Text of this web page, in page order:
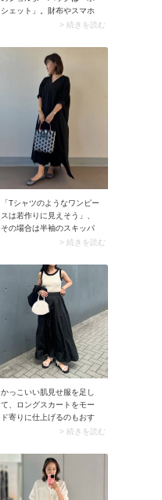
シェット」。財布やスマホ
など貴重品が収まるコンパ
す。形は四角や横長・縦
長・丸など多々あり決まり
はなく、マチ付きのタイプ
> 続きを読む
「Tシャツのようなワンピー
スは若作りに見えそう」、
その場合は半袖のスキッパ
ーワンピースがイチ押し。
れているため50代にぴった
りマッチする上に、肌離れ
もいいですよ。サッとかぶ
るだけでOKなので時短でコ
ーデが完成します。
> 続きを読む
かっこいい肌見せ服を足し
て、ロングスカートをモー
ド寄りに仕上げるのもおす
すめアイデア。例えば今季
ーブタンクトップ。まさに
そんなスタイリングに最適
な一着です。 甘いムードの
バルーンロングスカート
> 続きを読む